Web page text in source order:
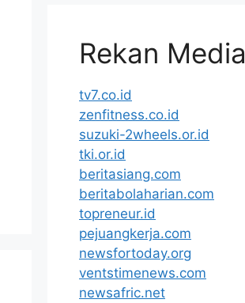
Rekan Media
tv7.co.id
zenfitness.co.id
suzuki-2wheels.or.id
tki.or.id
beritasiang.com
beritabolaharian.com
topreneur.id
pejuangkerja.com
newsfortoday.org
ventstimenews.com
newsafric.net